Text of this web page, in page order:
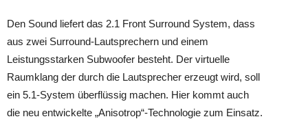
Den Sound liefert das 2.1 Front Surround System, dass
aus zwei Surround-Lautsprechern und einem
Leistungsstarken Subwoofer besteht. Der virtuelle
Raumklang der durch die Lautsprecher erzeugt wird, soll
ein 5.1-System überflüssig machen. Hier kommt auch
die neu entwickelte „Anisotrop“-Technologie zum Einsatz.